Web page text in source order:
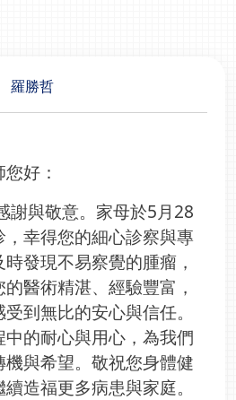
羅勝哲
好：
謝與敬意。家母於5月28
，幸得您的細心診察與專
發現不易察覺的腫瘤，
醫術精湛、經驗豐富，
到無比的安心與信任。
的耐心與用心，為我們
與希望。敬祝您身體健
造福更多病患與家庭。